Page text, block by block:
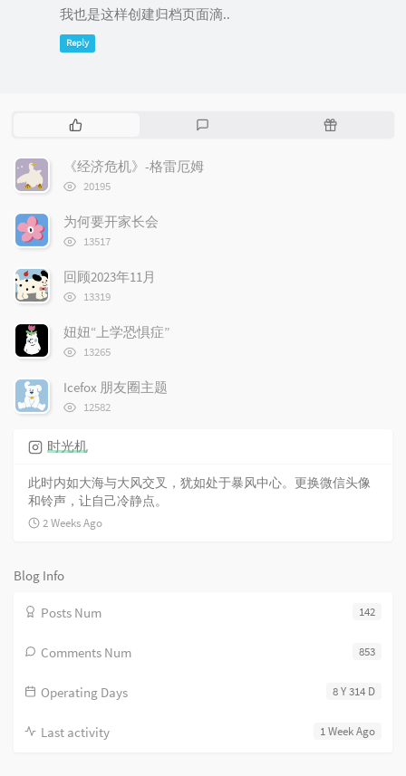
我也是这样创建归档页面滴..
Reply
P
p
u
a
r
r
t
c
l
s
R
《经济危机》-格雷厄姆
浏
次
数:
20195
为何要开家长会
浏
次
数:
13517
回顾2023年11月
浏
次
数:
13319
妞妞“上学恐惧症”
浏
次
数:
13265
Icefox 朋友圈主题
浏
数:
12582
时光机
此时内如大海与大风交叉，犹如处于暴风中心。更换微信头像
和铃声，让自己冷静点。
2 Weeks Ago
Blog Info
142
Posts Num
853
Comments Num
8 Y 314 D
Operating Days
1 Week Ago
Last activity